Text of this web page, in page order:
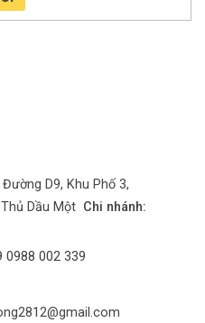
D9, Khu Phố 3,
Dầu Một Chi nhánh:
0988 002 339